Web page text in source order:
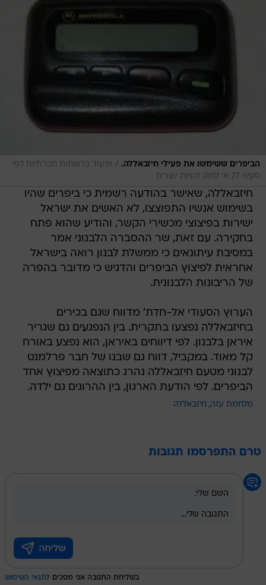
הביפרים ששימשו את פעילי חיזבאללה. / תיעוד ברשתות חברתיות לפי
סעיף 27 א' לחוק זכויות יוצרים
חיזבאללה, שאישר בהודעה רשמית כי ביפרים שהיו
בשימוש אנשיו התפוצצו, לא האשים את ישראל
ישירות בפיצוצי מכשירי הקשר, והודיע שהוא פתח
בחקירה. עם זאת, שר ההסברה הלבנוני אמר
במסיבת עיתונאים כי ממשלת לבנון רואה בישראל
אחראית לפיצוץ הביפרים והדגיש כי מדובר בהפרה
של הריבונות הלבנונית.
הערוץ הסעודי אל-חדת' מדווח שגם בכירים
בחיזבאללה נפצעו בתקרית. בין הנפגעים גם שגריר
איראן בלבנון. לפי דיווחים באיראן, הוא נפצע באורח
קל מאוד. במקביל, דווח גם שבנו של חבר פרלמנט
לבנוני מטעם חיזבאללה נהרג כתוצאה מפיצוץ אחד
הביפרים. לפי הודעת הארגון, בין ההרוגים גם ילדה.
מלחמת עזה חיזבאללה
טרם התפרסמו תגובות
בשליחת התגובה אני מסכים לתנאי השימוש